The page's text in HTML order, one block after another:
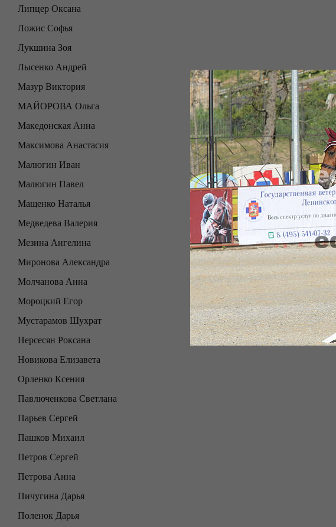
Липцер Оксана
Ложис Софья
Лукшина Зоя
Лысенко Андрей
Мазур Виктория
МАЙОРОВА Ольга
Македонская Анна
Максимова Анастасия
Малюгин Иван
Малюгин Павел
Мащенко Наталья
Медведева Валерия
Мезина Ангелина
Миронова Александра
Молчанова Анна
Мороцкий Егор
Мустарамов Шухрат
Нерсесян Роксана
Новикова Елизавета
Орленко Ксения
Павлюченкова Светлана
Парьев Сергей
Пашков Михаил
Петров Сергей
Петрова Анна
Пичугина Дарья
Поленок Дарья